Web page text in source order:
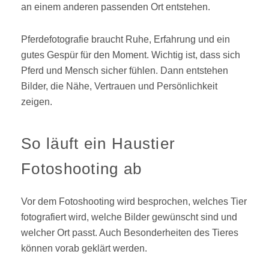
an einem anderen passenden Ort entstehen.
Pferdefotografie braucht Ruhe, Erfahrung und ein
gutes Gespür für den Moment. Wichtig ist, dass sich
Pferd und Mensch sicher fühlen. Dann entstehen
Bilder, die Nähe, Vertrauen und Persönlichkeit
zeigen.
So läuft ein Haustier
Fotoshooting ab
Vor dem Fotoshooting wird besprochen, welches Tier
fotografiert wird, welche Bilder gewünscht sind und
welcher Ort passt. Auch Besonderheiten des Tieres
können vorab geklärt werden.